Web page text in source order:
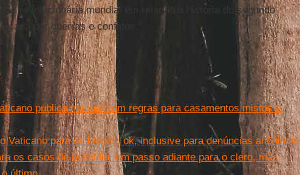
revolucionária mundial em relação à história do segundo
por guerras e conflitos.
publica manual com regras para casamentos mistos e
Vaticano para os bispos: ok, inclusive para denúncias anônimas
os casos de pedofilia, um passo adiante para o clero, mas